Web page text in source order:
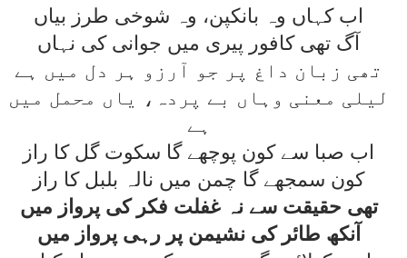
اب کہاں وہ بانکپن، وہ شوخی طرز بياں
آگ تھی کافور پيری ميں جوانی کی نہاں
تھی زبان داغ پر جو آرزو ہر دل ميں ہے
ليلی معنی وہاں بے پردہ، ياں محمل ميں
ہے
اب صبا سے کون پوچھے گا سکوت گل کا راز
کون سمجھے گا چمن ميں نالہ بلبل کا راز
تھی حقيقت سے نہ غفلت فکر کی پرواز ميں
آنکھ طائر کی نشيمن پر رہی پرواز ميں